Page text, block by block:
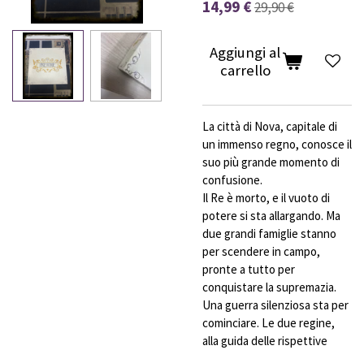
14,99 €29,90 €
Aggiungi al
carrello
La città di Nova, capitale di
un immenso regno, conosce il
suo più grande momento di
confusione.
Il Re è morto, e il vuoto di
potere si sta allargando. Ma
due grandi famiglie stanno
per scendere in campo,
pronte a tutto per
conquistare la supremazia.
Una guerra silenziosa sta per
cominciare. Le due regine,
alla guida delle rispettive